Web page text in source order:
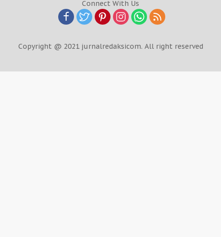
Connect With Us
Copyright @ 2021 jurnalredaksicom. All right reserved